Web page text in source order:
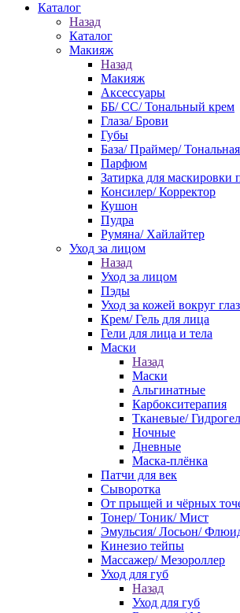
Каталог
Назад
Каталог
Макияж
Назад
Макияж
Аксессуары
ББ/ СС/ Тональный крем
Глаза/ Брови
Губы
База/ Праймер/
Парфюм
Затирка для маскировки
Консилер/ Корректор
Кушон
Пудра
Румяна/ Хайлайтер
Уход за лицом
Назад
Уход за лицом
Пэды
Уход за кожей вокруг глаз
Крем/ Гель для лица
Гели для лица и тела
Маски
Назад
Маски
Альгинатные
Карбокситерапия
Тканевые/
Ночные
Дневные
Маска-плёнка
Патчи для век
Сыворотка
От прыщей и чёрных
Тонер/ Тоник/ Мист
Эмульсия/ Лосьон/
Кинезио тейпы
Массажер/ Мезороллер
Уход для губ
Назад
Уход для губ